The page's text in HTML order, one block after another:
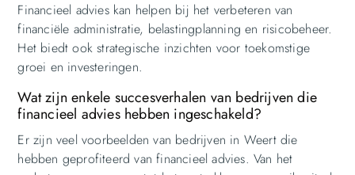
Financieel advies kan helpen bij het verbeteren van
financiële administratie, belastingplanning en risicobeheer.
Het biedt ook strategische inzichten voor toekomstige
groei en investeringen.
Wat zijn enkele succesverhalen van bedrijven die
financieel advies hebben ingeschakeld?
Er zijn veel voorbeelden van bedrijven in Weert die
hebben geprofiteerd van financieel advies. Van het